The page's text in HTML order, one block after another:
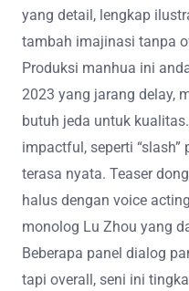
yang detail, lengkap
tambah imajinasi tanpa
Produksi manhua ini
2023 yang jarang delay,
butuh jeda untuk
impactful, seperti
terasa nyata. Teaser
halus dengan voice
monolog Lu Zhou yang
Beberapa panel dialog
tapi overall, seni ini